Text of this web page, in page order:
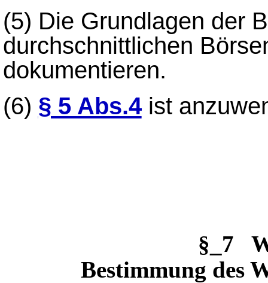
(5) Die Grundlagen der
durchschnittlichen
dokumentieren.
(6) § 5 Abs.4ist
§_7
Bestimmung des